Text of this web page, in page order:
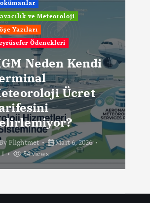
ve Meteoroloji
Yazıları
Ödenekleri
Neden Kendi
Ücret
Flightmet
Mart 6, 2026
1
54 views